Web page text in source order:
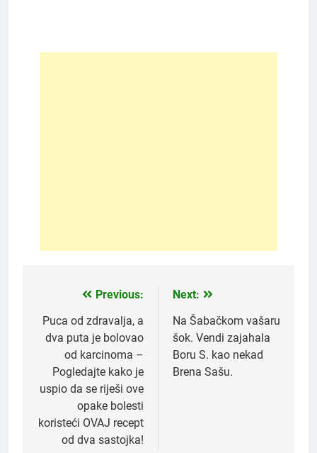
navigation
Previous:
Puca od zdravalja, a
dva puta je bolovao
od karcinoma –
Pogledajte kako je
uspio da se riješi ove
opake bolesti
koristeći OVAJ recept
od dva sastojka!
Next:
Na Šabačkom vašaru
šok. Vendi zajahala
Boru S. kao nekad
Brena Sašu.